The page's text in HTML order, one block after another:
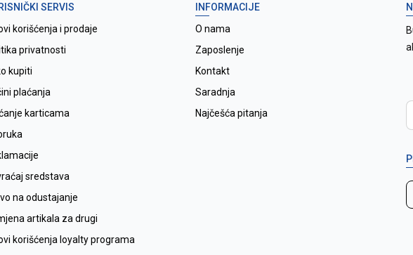
SERVIS
korišćenja i prodaje
privatnosti
kupiti
plaćanja
karticama
sredstava
na odustajanje
artikala za drugi
korišćenja loyalty programa
INFORMACIJE
O nama
Zaposlenje
Kontakt
Saradnja
Najčešća pitanja